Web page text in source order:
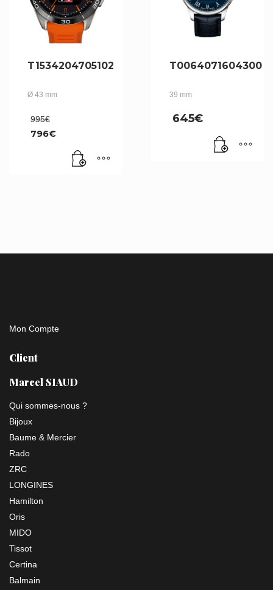
T1534204705102
Ø 43 mm
995€
était :
995€.
796€
T0064071604300
39 mm
645€
Mon Compte
Client
Marcel SIAUD
Qui sommes-nous ?
Bijoux
Baume & Mercier
Rado
ZRC
LONGINES
Hamilton
Oris
MIDO
Tissot
Certina
Balmain